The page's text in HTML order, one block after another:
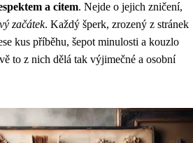
a citem. Nejde o jejich zničení,
začátek. Každý šperk, zrozený z stránek
kus příběhu, šepot minulosti a kouzlo
to z nich dělá tak výjimečné a osobní